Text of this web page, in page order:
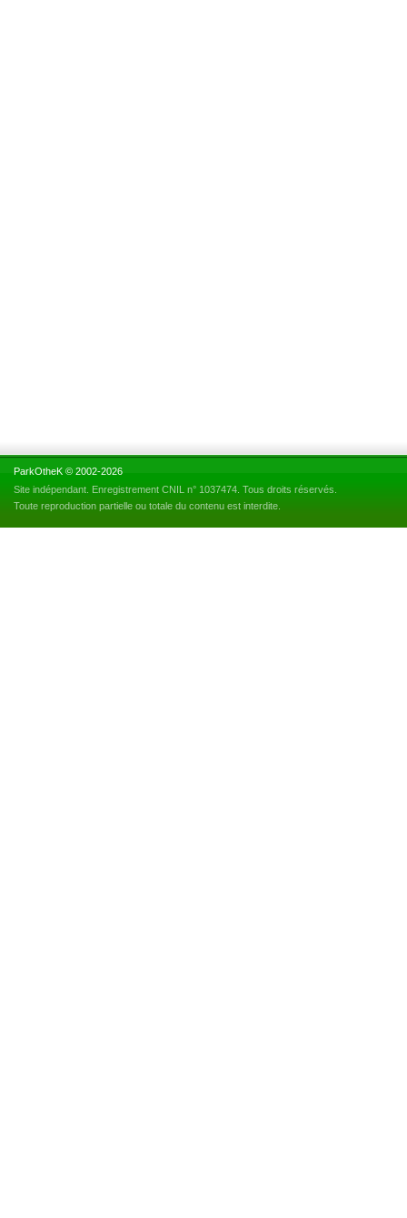
ParkOtheK © 2002-2026
Site indépendant. Enregistrement CNIL n° 1037474. Tous droits réservés.
Toute reproduction partielle ou totale du contenu est interdite.